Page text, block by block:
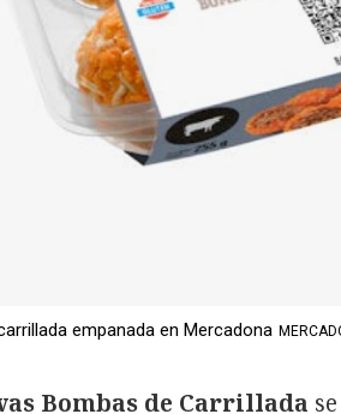
empanada en Mercadona
Bombas de Carrillada